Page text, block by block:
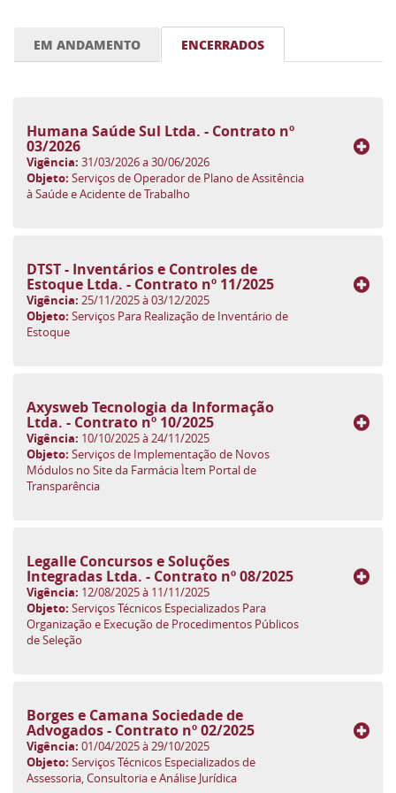
EM ANDAMENTO ENCERRADOS
Humana Saúde Sul Ltda. - Contrato nº
03/2026
Vigência: 31/03/2026 a 30/06/2026
Objeto: Serviços de Operador de Plano de Assitência
à Saúde e Acidente de Trabalho
DTST - Inventários e Controles de
Estoque Ltda. - Contrato nº 11/2025
Vigência: 25/11/2025 à 03/12/2025
Objeto: Serviços Para Realização de Inventário de
Estoque
Axysweb Tecnologia da Informação
Ltda. - Contrato nº 10/2025
Vigência: 10/10/2025 à 24/11/2025
Objeto: Serviços de Implementação de Novos
Módulos no Site da Farmácia Ìtem Portal de
Transparência
Legalle Concursos e Soluções
Integradas Ltda. - Contrato nº 08/2025
Vigência: 12/08/2025 à 11/11/2025
Objeto: Serviços Técnicos Especializados Para
Organização e Execução de Procedimentos Públicos
de Seleção
Borges e Camana Sociedade de
Advogados - Contrato nº 02/2025
Vigência: 01/04/2025 à 29/10/2025
Objeto: Serviços Técnicos Especializados de
Assessoria, Consultoria e Análise Jurídica